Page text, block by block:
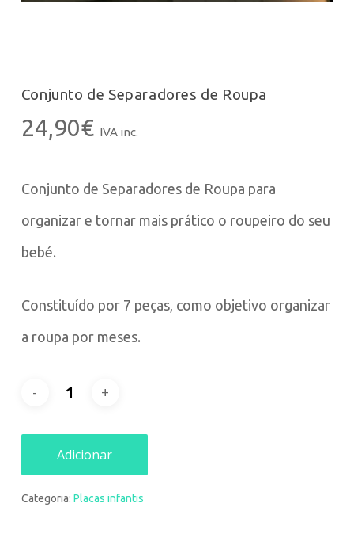
Conjunto de Separadores de Roupa
24,90€ IVA inc.
Conjunto de Separadores de Roupa para
organizar e tornar mais prático o roupeiro do seu
bebé.
Constituído por 7 peças, como objetivo organizar
a roupa por meses.
Adicionar
Categoria: Placas infantis